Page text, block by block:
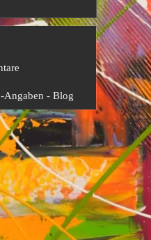
Angaben - Blog